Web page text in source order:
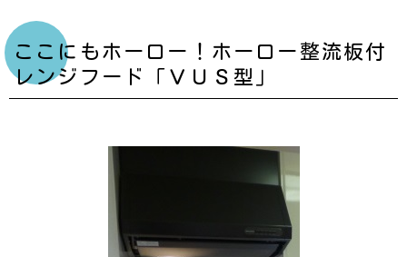
ここにもホーロー！ホーロー整流板付
レンジフード「ＶＵＳ型」